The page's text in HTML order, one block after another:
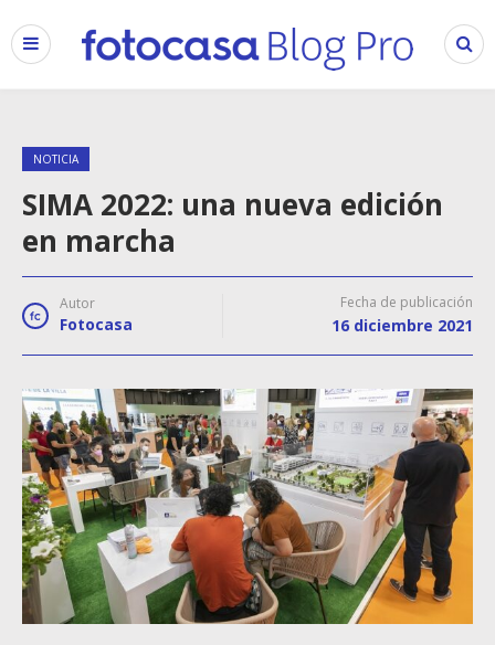
NOTICIA
SIMA 2022: una nueva edición
en marcha
Autor
Fotocasa
Fecha de publicación
16 diciembre 2021